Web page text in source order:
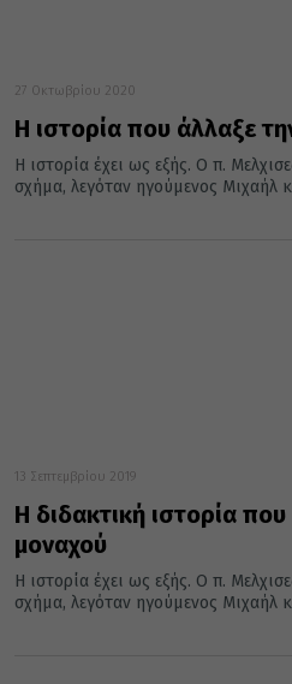
27 Οκτωβρίου 2020
Η ιστορία που άλλαξε
Η ιστορία έχει ως εξής. Ο π.
σχήμα, λεγόταν ηγούμενος Μιχαήλ
13 Σεπτεμβρίου 2019
Η διδακτική ιστορία
μοναχού
Η ιστορία έχει ως εξής. Ο π.
σχήμα, λεγόταν ηγούμενος Μιχαήλ